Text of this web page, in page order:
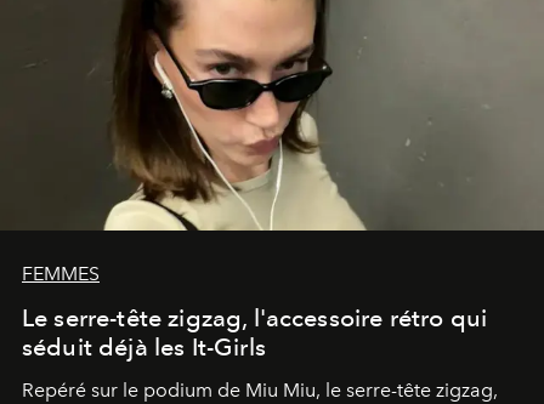
FEMMES
Le serre-tête zigzag, l'accessoire rétro qui
séduit déjà les It-Girls
Repéré sur le podium de Miu Miu, le serre-tête zigzag,